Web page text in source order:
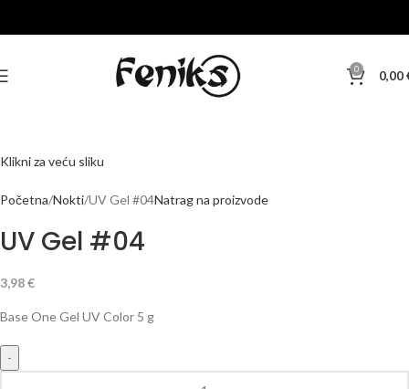
0 0,00
Klikni za veću sliku
Početna Nokti UV Gel #04Natrag na proizvode
UV Gel #04
3,98€
Base One Gel UV Color 5 g